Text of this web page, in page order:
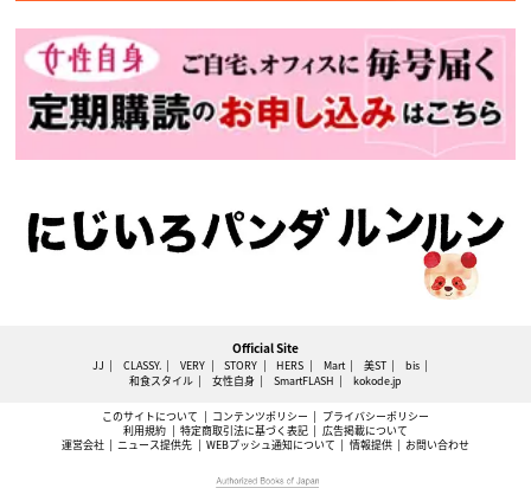
Official Site
JJ CLASSY. VERY STORY HERS Mart 美ST
bis
和食スタイル
女性自身 SmartFLASH kokode.jp
このサイトについて コンテンツポリシー
プライバシーポリシー
利用規約
特定商取引法に基づく表記
広告掲載について
運営会社
ニュース提供先 WEBプッシュ通知について 情報提供 お問い合わせ